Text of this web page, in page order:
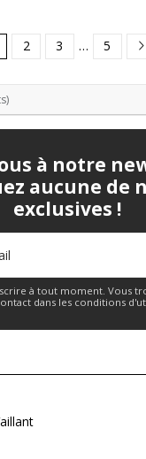
2 3 … 5
à notre
aucune de
exclusives !
à tout moment. Vous
dans les conditions